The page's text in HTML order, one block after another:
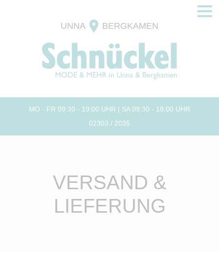
UNNA BERGKAMEN
MO - FR 09:30 - 19:00 UHR | SA 09:30 - 18:00 UHR
02303 / 2035
VERSAND &
LIEFERUNG